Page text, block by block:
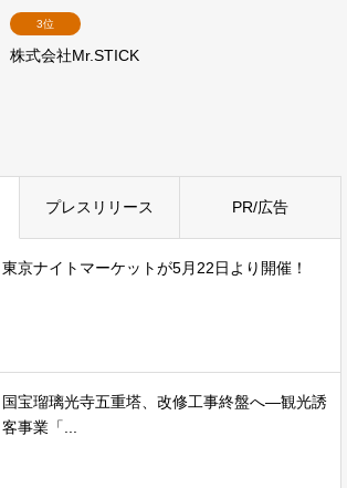
3位
株式会社Mr.STICK
プレスリリース PR/広告
東京ナイトマーケットが5月22日より開催！
国宝瑠璃光寺五重塔、改修工事終盤へ—観光誘
客事業「...